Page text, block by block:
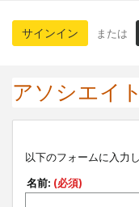
サインイン または
アソシエイ
以下のフォームに入力
名前: (必須)